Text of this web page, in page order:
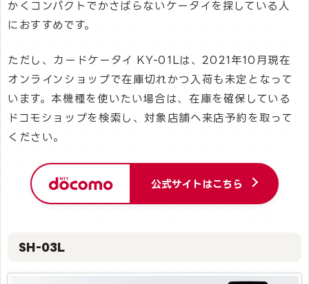
かくコンパクトでかさばらないケータイを探している人
におすすめです。
ただし、カードケータイ KY-01Lは、2021年10月現在
オンラインショップで在庫切れかつ入荷も未定となって
います。本機種を使いたい場合は、在庫を確保している
ドコモショップを検索し、対象店舗へ来店予約を取って
ください。
公式サイトはこちら
SH-03L